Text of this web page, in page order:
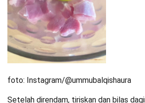
foto: Instagram/@ummubalqishaura
Setelah direndam, tiriskan dan bilas